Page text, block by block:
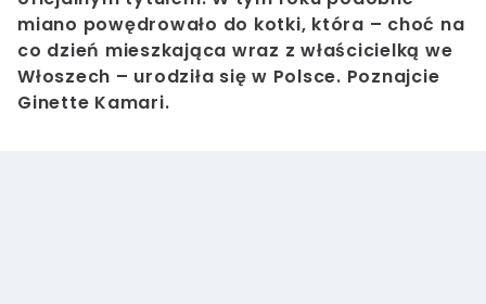
miano powędrowało do kotki, która – choć na
co dzień mieszkająca wraz z właścicielką we
Włoszech – urodziła się w Polsce. Poznajcie
Ginette Kamari.